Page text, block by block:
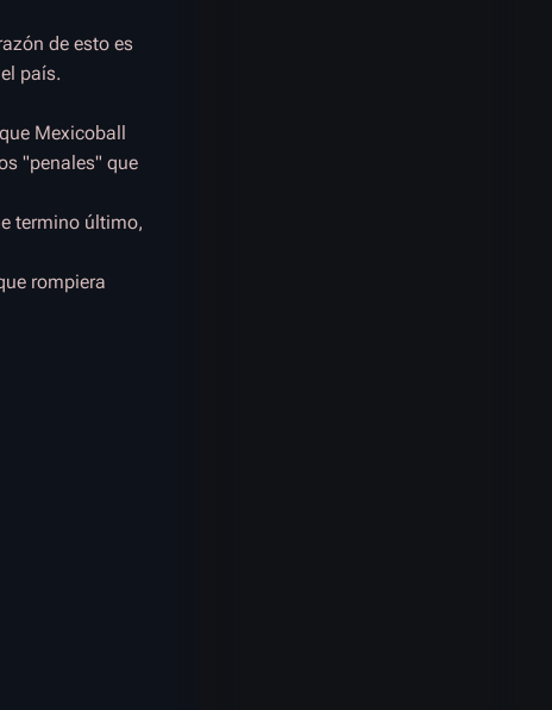
de esto es
país.
Mexicoball
"penales" que
termino último,
rompiera